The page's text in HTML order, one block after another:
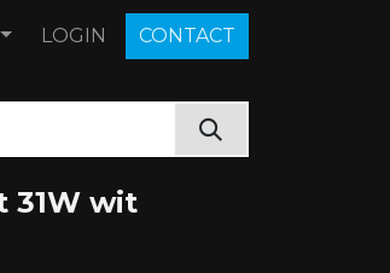
LOGIN C​O​N​​​​TACT
31W wit